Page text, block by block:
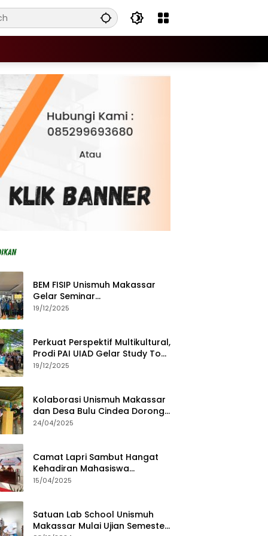
BEM FISIP Unismuh Makassar
Gelar Seminar
Keperempuanan, Bahas
19/12/2025
Perkuat Perspektif Multikultural,
Prodi PAI UIAD Gelar Study Tour
ke Kajang
19/12/2025
Kolaborasi Unismuh Makassar
dan Desa Bulu Cindea Dorong
Sentra Garam Industri
24/04/2025
Camat Lapri Sambut Hangat
Kehadiran Mahasiswa
PoltekMu
15/04/2025
Satuan Lab School Unismuh
Makassar Mulai Ujian Semester,